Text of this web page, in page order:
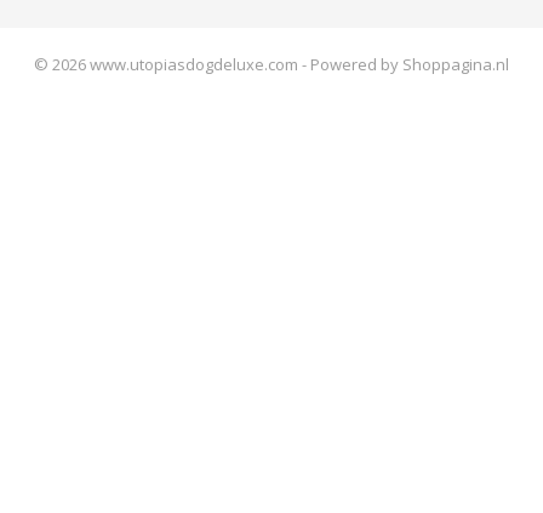
© 2026 www.utopiasdogdeluxe.com - Powered by Shoppagina.nl